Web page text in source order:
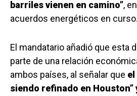
barriles vienen en camino”,
acuerdos energéticos en curso.
El mandatario añadió que esta
parte de una relación
ambos países, al señalar que
siendo refinado en Houston”